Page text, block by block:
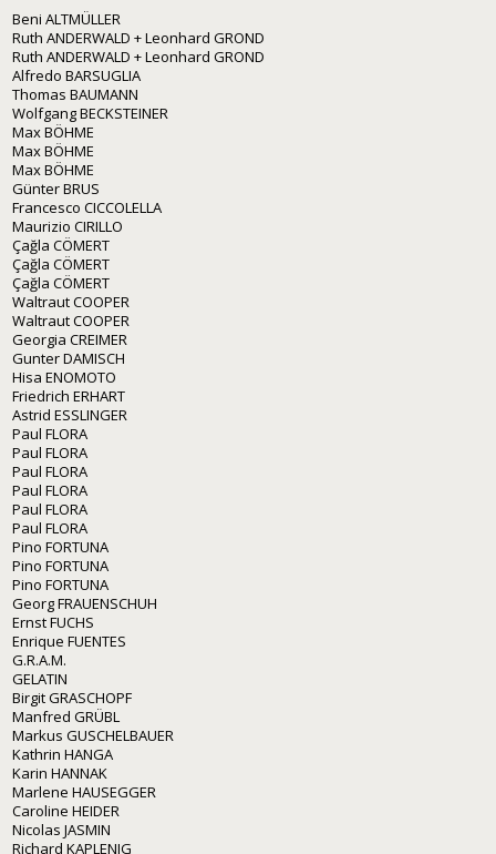
Beni ALTMÜLLER
Ruth ANDERWALD + Leonhard GROND
Ruth ANDERWALD + Leonhard GROND
Alfredo BARSUGLIA
Thomas BAUMANN
Wolfgang BECKSTEINER
Max BÖHME
Max BÖHME
Max BÖHME
Günter BRUS
Francesco CICCOLELLA
Maurizio CIRILLO
Çağla CÖMERT
Çağla CÖMERT
Çağla CÖMERT
Waltraut COOPER
Waltraut COOPER
Georgia CREIMER
Gunter DAMISCH
Hisa ENOMOTO
Friedrich ERHART
Astrid ESSLINGER
Paul FLORA
Paul FLORA
Paul FLORA
Paul FLORA
Paul FLORA
Paul FLORA
Pino FORTUNA
Pino FORTUNA
Pino FORTUNA
Georg FRAUENSCHUH
Ernst FUCHS
Enrique FUENTES
G.R.A.M.
GELATIN
Birgit GRASCHOPF
Manfred GRÜBL
Markus GUSCHELBAUER
Kathrin HANGA
Karin HANNAK
Marlene HAUSEGGER
Caroline HEIDER
Nicolas JASMIN
Richard KAPLENIG